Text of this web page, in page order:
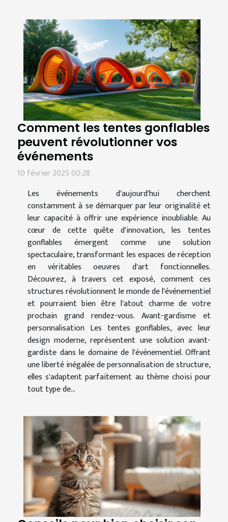
Comment les tentes gonflables
peuvent révolutionner vos
événements
10 février 2025 00:28
Les événements d'aujourd'hui cherchent
constamment à se démarquer par leur originalité et
leur capacité à offrir une expérience inoubliable. Au
cœur de cette quête d'innovation, les tentes
gonflables émergent comme une solution
spectaculaire, transformant les espaces de réception
en véritables oeuvres d'art fonctionnelles.
Découvrez, à travers cet exposé, comment ces
structures révolutionnent le monde de l'événementiel
et pourraient bien être l'atout charme de votre
prochain grand rendez-vous. Avant-gardisme et
personnalisation Les tentes gonflables, avec leur
design moderne, représentent une solution avant-
gardiste dans le domaine de l'événementiel. Offrant
une liberté inégalée de personnalisation de structure,
elles s'adaptent parfaitement au thème choisi pour
tout type de...